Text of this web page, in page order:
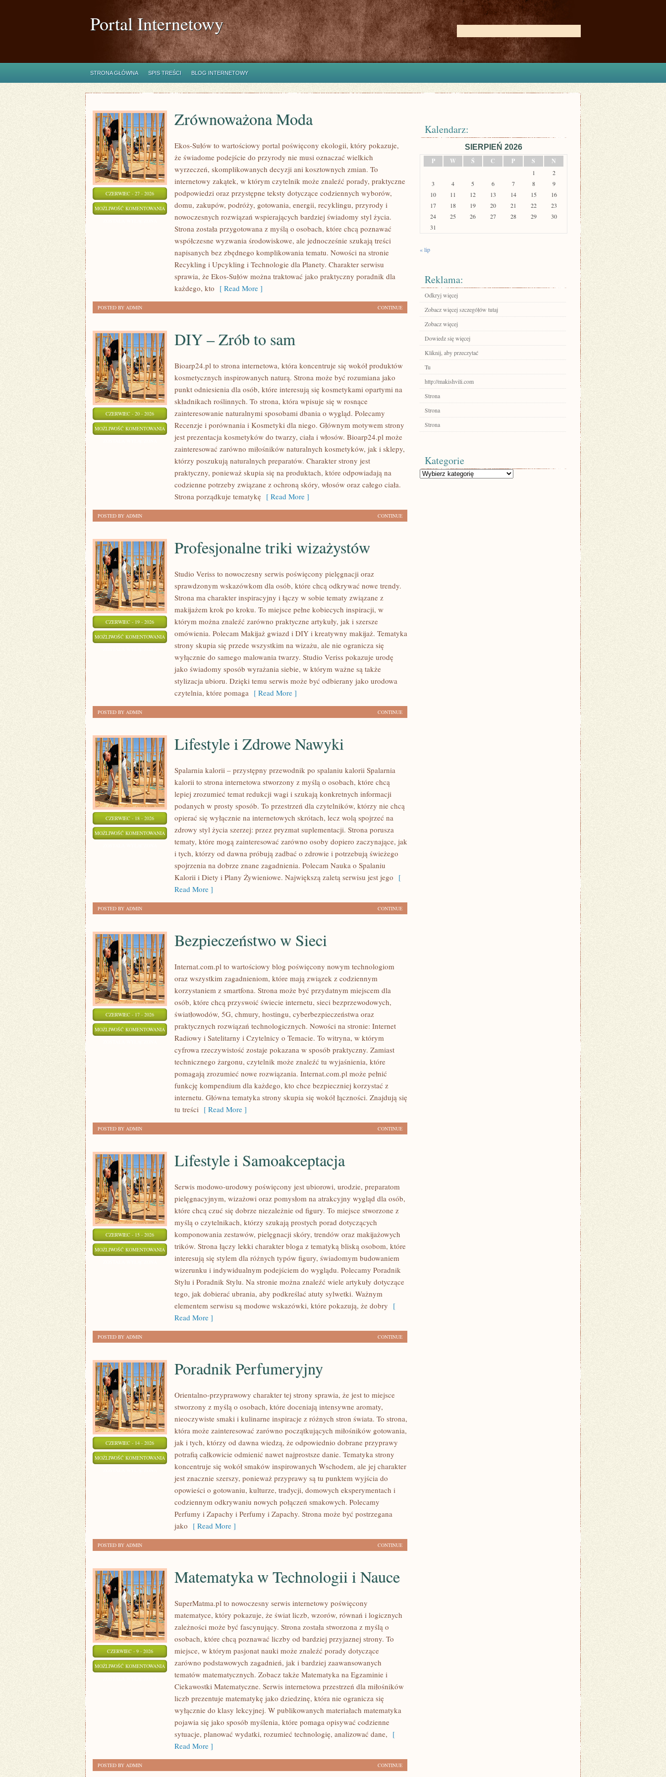
Portal Internetowy
STRONA GŁÓWNA SPIS TREŚCI BLOG INTERNETOWY
CZERWIEC - 27 - 2026
MOŻLIWOŚĆ KOMENTOWANIA ZRÓWNOWAŻONA
MODA
Zrównoważona Moda
Ekos-Sułów to wartościowy portal poświęcony ekologii, który pokazuje,
że świadome podejście do przyrody nie musi oznaczać wielkich
wyrzeczeń, skomplikowanych decyzji ani kosztownych zmian. To
internetowy zakątek, w którym czytelnik może znaleźć porady, praktyczne
podpowiedzi oraz przystępne teksty dotyczące codziennych wyborów,
domu, zakupów, podróży, gotowania, energii, recyklingu, przyrody i
nowoczesnych rozwiązań wspierających bardziej świadomy styl życia.
Strona została przygotowana z myślą o osobach, które chcą poznawać
współczesne wyzwania środowiskowe, ale jednocześnie szukają treści
napisanych bez zbędnego komplikowania tematu. Nowości na stronie
Recykling i Upcykling i Technologie dla Planety. Charakter serwisu
sprawia, że Ekos-Sułów można traktować jako praktyczny poradnik dla
każdego, kto [ Read More ]
CONTINUE
POSTED BY ADMIN
CZERWIEC - 20 - 2026
MOŻLIWOŚĆ KOMENTOWANIA
ZRÓB
SAM
DIY – Zrób to sam
Bioarp24.pl to strona internetowa, która koncentruje się wokół produktów
kosmetycznych inspirowanych naturą. Strona może być rozumiana jako
punkt odniesienia dla osób, które interesują się kosmetykami opartymi na
składnikach roślinnych. To strona, która wpisuje się w rosnące
zainteresowanie naturalnymi sposobami dbania o wygląd. Polecamy
Recenzje i porównania i Kosmetyki dla niego. Głównym motywem strony
jest prezentacja kosmetyków do twarzy, ciała i włosów. Bioarp24.pl może
zainteresować zarówno miłośników naturalnych kosmetyków, jak i sklepy,
którzy poszukują naturalnych preparatów. Charakter strony jest
praktyczny, ponieważ skupia się na produktach, które odpowiadają na
codzienne potrzeby związane z ochroną skóry, włosów oraz całego ciała.
Strona porządkuje tematykę [ Read More ]
CONTINUE
POSTED BY ADMIN
CZERWIEC - 19 - 2026
MOŻLIWOŚĆ KOMENTOWANIA PROFESJONALNE
TRIKI
WIZAŻYSTÓW
Profesjonalne triki wizażystów
Studio Veriss to nowoczesny serwis poświęcony pielęgnacji oraz
sprawdzonym wskazówkom dla osób, które chcą odkrywać nowe trendy.
Strona ma charakter inspiracyjny i łączy w sobie tematy związane z
makijażem krok po kroku. To miejsce pełne kobiecych inspiracji, w
którym można znaleźć zarówno praktyczne artykuły, jak i szersze
omówienia. Polecam Makijaż gwiazd i DIY i kreatywny makijaż. Tematyka
strony skupia się przede wszystkim na wizażu, ale nie ogranicza się
wyłącznie do samego malowania twarzy. Studio Veriss pokazuje urodę
jako świadomy sposób wyrażania siebie, w którym ważne są także
stylizacja ubioru. Dzięki temu serwis może być odbierany jako urodowa
czytelnia, które pomaga [ Read More ]
CONTINUE
POSTED BY ADMIN
CZERWIEC - 18 - 2026
MOŻLIWOŚĆ KOMENTOWANIA LIFESTYLE
ZDROWE
NAWYKI
Lifestyle i Zdrowe Nawyki
Spalarnia kalorii – przystępny przewodnik po spalaniu kalorii Spalarnia
kalorii to strona internetowa stworzony z myślą o osobach, które chcą
lepiej zrozumieć temat redukcji wagi i szukają konkretnych informacji
podanych w prosty sposób. To przestrzeń dla czytelników, którzy nie chcą
opierać się wyłącznie na internetowych skrótach, lecz wolą spojrzeć na
zdrowy styl życia szerzej: przez pryzmat suplementacji. Strona porusza
tematy, które mogą zainteresować zarówno osoby dopiero zaczynające, jak
i tych, którzy od dawna próbują zadbać o zdrowie i potrzebują świeżego
spojrzenia na dobrze znane zagadnienia. Polecam Nauka o Spalaniu
Kalorii i Diety i Plany Żywieniowe. Największą zaletą serwisu jest jego [
Read More ]
CONTINUE
POSTED BY ADMIN
CZERWIEC - 17 - 2026
MOŻLIWOŚĆ KOMENTOWANIA BEZPIECZEŃSTWO
SIECI
Bezpieczeństwo w Sieci
Internat.com.pl to wartościowy blog poświęcony nowym technologiom
oraz wszystkim zagadnieniom, które mają związek z codziennym
korzystaniem z smartfona. Strona może być przydatnym miejscem dla
osób, które chcą przyswoić świecie internetu, sieci bezprzewodowych,
światłowodów, 5G, chmury, hostingu, cyberbezpieczeństwa oraz
praktycznych rozwiązań technologicznych. Nowości na stronie: Internet
Radiowy i Satelitarny i Czytelnicy o Temacie. To witryna, w którym
cyfrowa rzeczywistość zostaje pokazana w sposób praktyczny. Zamiast
technicznego żargonu, czytelnik może znaleźć tu wyjaśnienia, które
pomagają zrozumieć nowe rozwiązania. Internat.com.pl może pełnić
funkcję kompendium dla każdego, kto chce bezpieczniej korzystać z
internetu. Główna tematyka strony skupia się wokół łączności. Znajdują się
tu treści [ Read More ]
CONTINUE
POSTED BY ADMIN
CZERWIEC - 15 - 2026
MOŻLIWOŚĆ KOMENTOWANIA LIFESTYLE
SAMOAKCEPTACJA
Lifestyle i Samoakceptacja
Serwis modowo-urodowy poświęcony jest ubiorowi, urodzie, preparatom
pielęgnacyjnym, wizażowi oraz pomysłom na atrakcyjny wygląd dla osób,
które chcą czuć się dobrze niezależnie od figury. To miejsce stworzone z
myślą o czytelnikach, którzy szukają prostych porad dotyczących
komponowania zestawów, pielęgnacji skóry, trendów oraz makijażowych
trików. Strona łączy lekki charakter bloga z tematyką bliską osobom, które
interesują się stylem dla różnych typów figury, świadomym budowaniem
wizerunku i indywidualnym podejściem do wyglądu. Polecamy Poradnik
Stylu i Poradnik Stylu. Na stronie można znaleźć wiele artykuły dotyczące
tego, jak dobierać ubrania, aby podkreślać atuty sylwetki. Ważnym
elementem serwisu są modowe wskazówki, które pokazują, że dobry [
Read More ]
CONTINUE
POSTED BY ADMIN
CZERWIEC - 14 - 2026
MOŻLIWOŚĆ KOMENTOWANIA PORADNIK
PERFUMERYJNY
Poradnik Perfumeryjny
Orientalno-przyprawowy charakter tej strony sprawia, że jest to miejsce
stworzony z myślą o osobach, które doceniają intensywne aromaty,
nieoczywiste smaki i kulinarne inspiracje z różnych stron świata. To strona,
która może zainteresować zarówno początkujących miłośników gotowania,
jak i tych, którzy od dawna wiedzą, że odpowiednio dobrane przyprawy
potrafią całkowicie odmienić nawet najprostsze danie. Tematyka strony
koncentruje się wokół smaków inspirowanych Wschodem, ale jej charakter
jest znacznie szerszy, ponieważ przyprawy są tu punktem wyjścia do
opowieści o gotowaniu, kulturze, tradycji, domowych eksperymentach i
codziennym odkrywaniu nowych połączeń smakowych. Polecamy
Perfumy i Zapachy i Perfumy i Zapachy. Strona może być postrzegana
jako [ Read More ]
CONTINUE
POSTED BY ADMIN
CZERWIEC - 9 - 2026
MOŻLIWOŚĆ KOMENTOWANIA MATEMATYKA
TECHNOLOGII
NAUCE
Matematyka w Technologii i Nauce
SuperMatma.pl to nowoczesny serwis internetowy poświęcony
matematyce, który pokazuje, że świat liczb, wzorów, równań i logicznych
zależności może być fascynujący. Strona została stworzona z myślą o
osobach, które chcą poznawać liczby od bardziej przyjaznej strony. To
miejsce, w którym pasjonat nauki może znaleźć porady dotyczące
zarówno podstawowych zagadnień, jak i bardziej zaawansowanych
tematów matematycznych. Zobacz także Matematyka na Egzaminie i
Ciekawostki Matematyczne. Serwis internetowa przestrzeń dla miłośników
liczb prezentuje matematykę jako dziedzinę, która nie ogranicza się
wyłącznie do klasy lekcyjnej. W publikowanych materiałach matematyka
pojawia się jako sposób myślenia, które pomaga opisywać codzienne
sytuacje, planować wydatki, rozumieć technologię, analizować dane, [
Read More ]
CONTINUE
POSTED BY ADMIN
Kalendarz:
SIERPIEŃ 2026
P
W Ś C P S N
1
2
3
4 5 6 7 8
9
10
11 12 13 14 15
16
17
18 19 20 21 22
23
24
25 26 27 28 29
30
31
« lip
Reklama:
Odkryj więcej
Zobacz więcej szczegółów tutaj
Zobacz więcej
Dowiedz się więcej
Kliknij, aby przeczytać
Tu
http://makishvili.com
Strona
Strona
Strona
Kategorie
Kategorie